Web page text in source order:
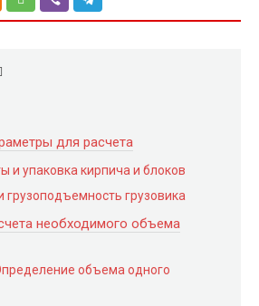
для расчета
и упаковка кирпича и блоков
грузовика
необходимого объема
объема одного